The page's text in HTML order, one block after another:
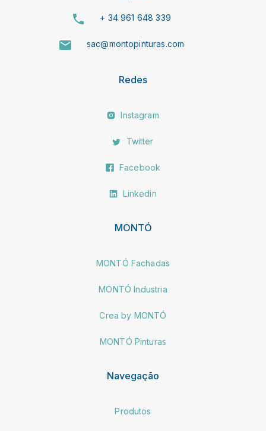
+ 34 961 648 339
sac@montopinturas.com
Redes
Instagram
Twitter
Facebook
Linkedin
MONTÓ
MONTÓ Fachadas
MONTÓ Industria
Crea by MONTÓ
MONTÓ Pinturas
Navegação
Produtos